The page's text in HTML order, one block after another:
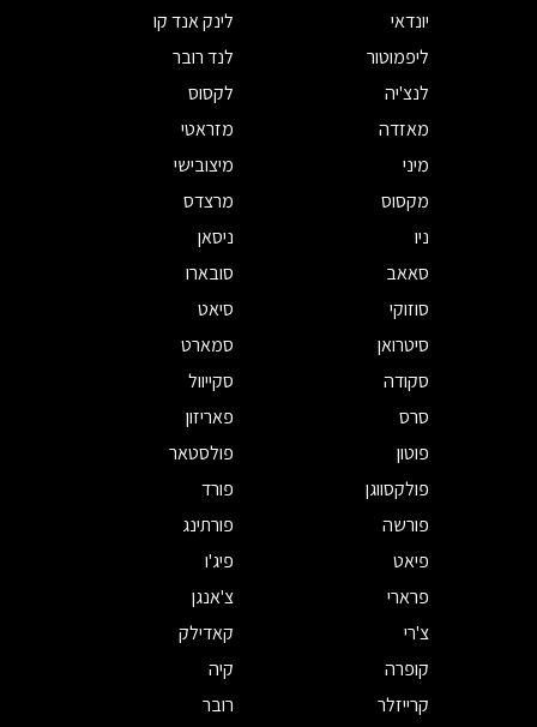
יונדאי
לינק אנד קו
ליפמוטור
לנד רובר
לנצ'יה
לקסוס
מאזדה
מזראטי
מיני
מיצובישי
מקסוס
מרצדס
ניו
ניסאן
סאאב
סובארו
סוזוקי
סיאט
סיטרואן
סמארט
סקודה
סקייוול
סרס
פאריזון
פוטון
פולסטאר
פולקסווגן
פורד
פורשה
פורתינג
פיאט
פיג'ו
פרארי
צ'אנגן
צ'רי
קאדילק
קופרה
קיה
קרייזלר
רובר